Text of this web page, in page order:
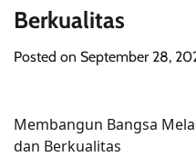
Berkualitas
Posted on September 28,
Membangun Bangsa
dan Berkualitas